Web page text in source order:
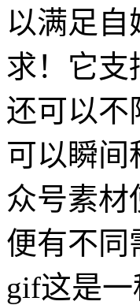
以满足
求！它支
还可以不
可以瞬间
众号素材
便有不同
gif这是